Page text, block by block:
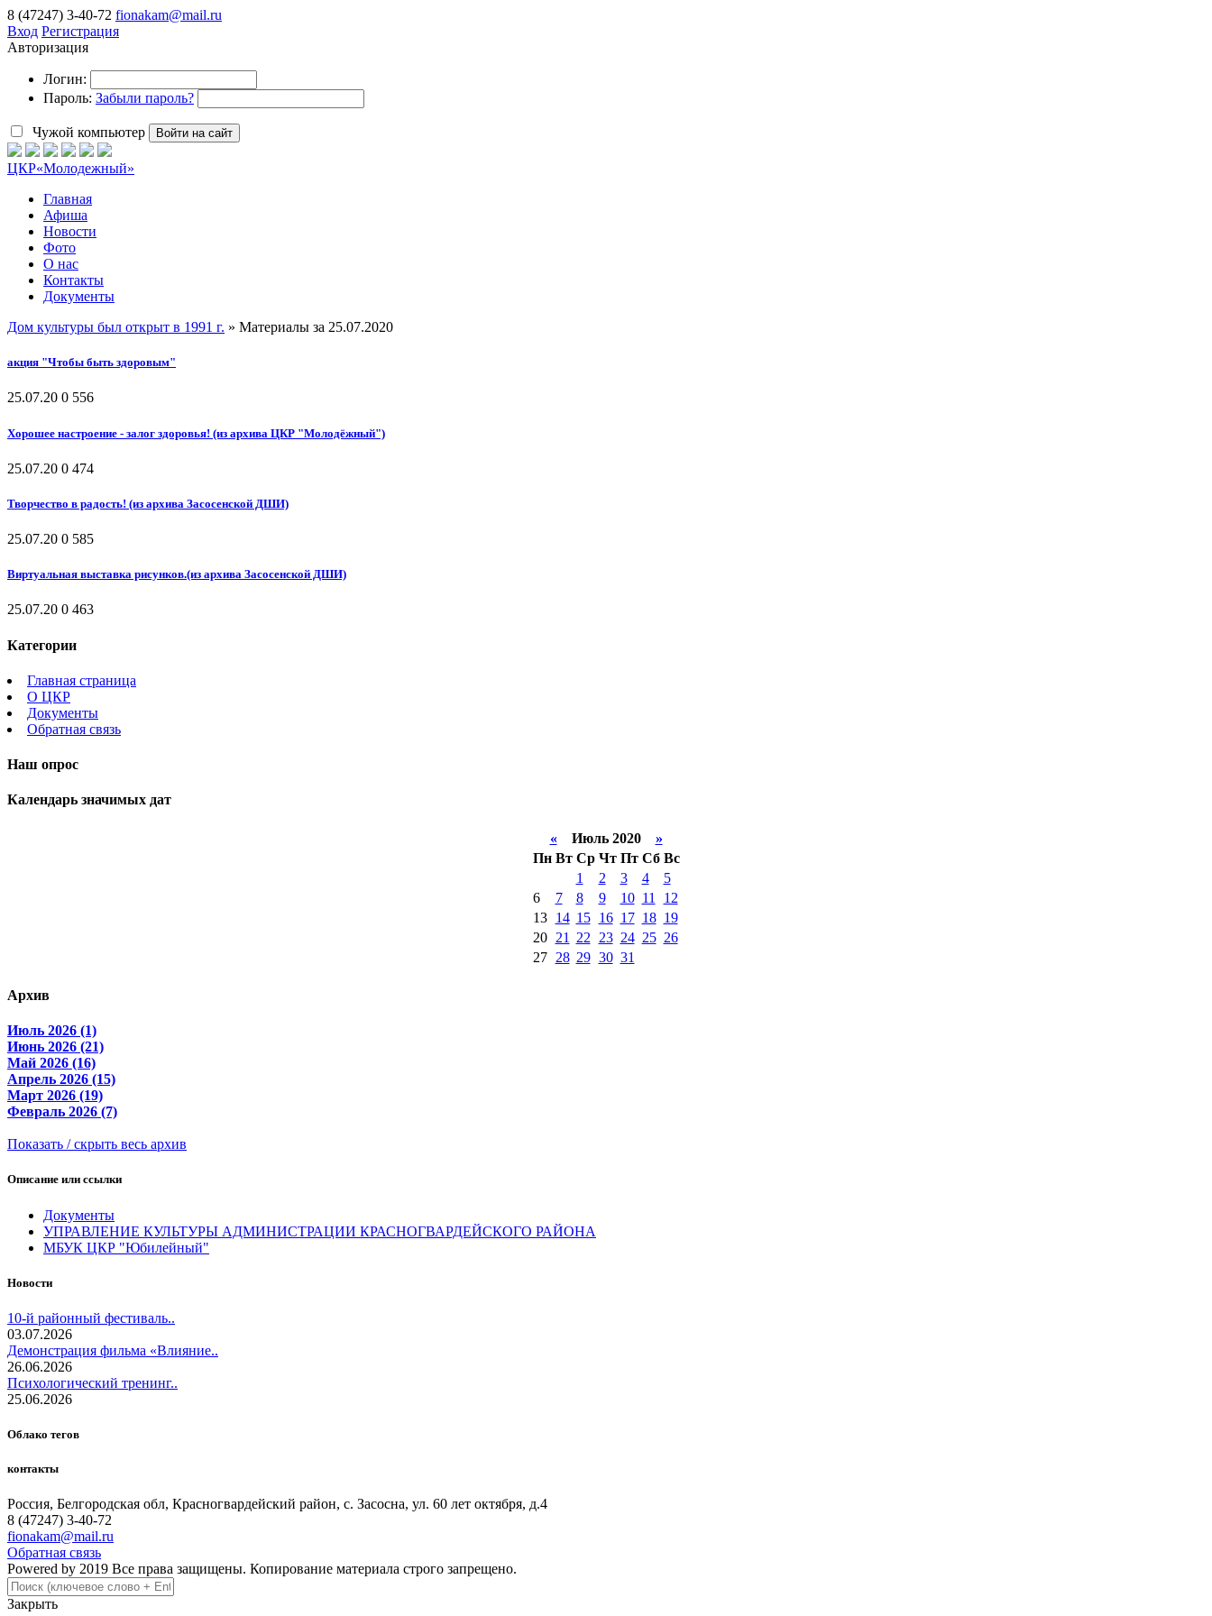
8 (47247) 3-40-72 fionakam@mail.ru
Вход Регистрация
Авторизация
Логин:
Пароль: Забыли пароль?
Чужой компьютер Войти на сайт
ЦКР«Молодежный»
Главная
Афиша
Новости
Фото
О нас
Контакты
Документы
Дом культуры был открыт в 1991 г. » Материалы за 25.07.2020
акция "Чтобы быть здоровым"
25.07.20 0 556
Хорошее настроение - залог здоровья! (из архива ЦКР "Молодёжный")
25.07.20 0 474
Творчество в радость! (из архива Засосенской ДШИ)
25.07.20 0 585
Виртуальная выставка рисунков.(из архива Засосенской ДШИ)
25.07.20 0 463
Категории
Главная страница
О ЦКР
Документы
Обратная связь
Наш опрос
Календарь значимых дат
«Июль 2020 »
Пн Вт Ср Чт Пт Сб Вс
1
2 3 4
5
6
7 8 9 10 11
12
13
14 15 16 17 18 19
20
21 22 23 24 25 26
27
28 29 30 31
Архив
Июль 2026 (1)
Июнь 2026 (21)
Май 2026 (16)
Апрель 2026 (15)
Март 2026 (19)
Февраль 2026 (7)
Показать / скрыть весь архив
Описание или ссылки
Документы
УПРАВЛЕНИЕ КУЛЬТУРЫ АДМИНИСТРАЦИИ КРАСНОГВАРДЕЙСКОГО РАЙОНА
МБУК ЦКР "Юбилейный"
Новости
10-й районный фестиваль..
03.07.2026
Демонстрация фильма «Влияние..
26.06.2026
Психологический тренинг..
25.06.2026
Облако тегов
контакты
Россия, Белгородская обл, Красногвардейский район, с. Засосна, ул. 60 лет октября, д.4
8 (47247) 3-40-72
fionakam@mail.ru
Обратная связь
Powered by 2019 Все права защищены. Копирование материала строго запрещено.
Закрыть